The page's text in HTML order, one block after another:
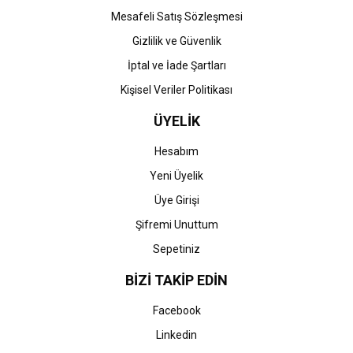
Mesafeli Satış Sözleşmesi
Gizlilik ve Güvenlik
İptal ve İade Şartları
Kişisel Veriler Politikası
ÜYELİK
Hesabım
Yeni Üyelik
Üye Girişi
Şifremi Unuttum
Sepetiniz
BİZİ TAKİP EDİN
Facebook
Linkedin